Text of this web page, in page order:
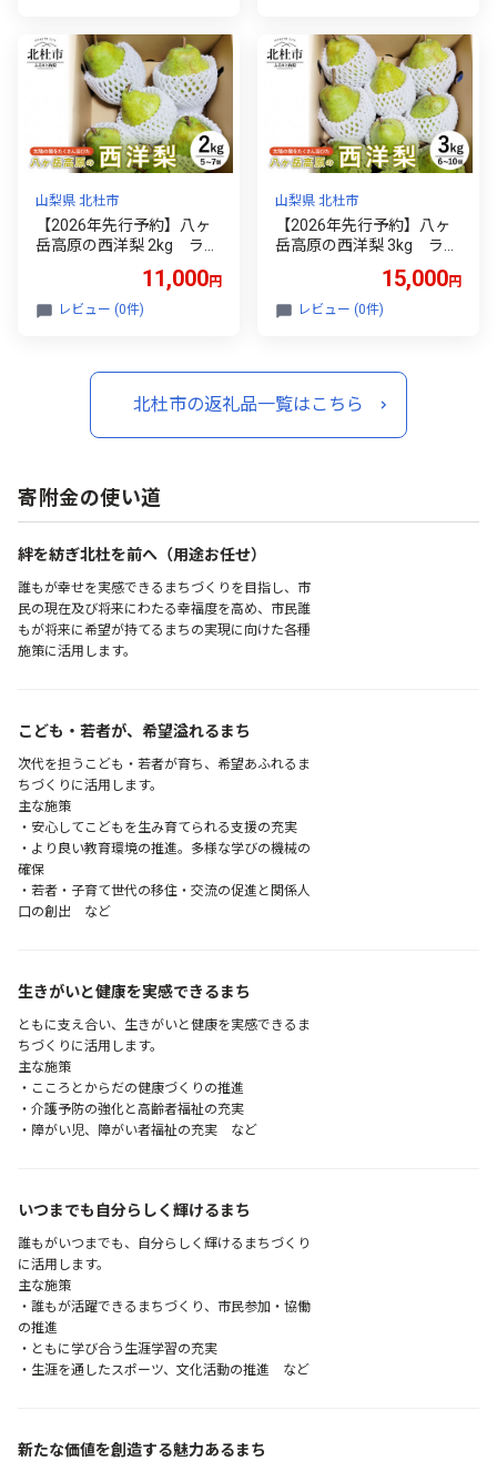
蔵 プレゼント ギフト 贈り
物 贈答 家飲み 山梨県 北杜
市 人気 クリスマス 正月 母
の日 父の日
山梨県 北杜市
【2026年先行予約】八ヶ
岳高原の西洋梨 2kg ラ・
間限定 数量限定 有機肥料
低農薬 甘い ラフランス フ
ルーツ
11,000円
レビュー (0件)
山梨県 北杜市
【2026年先行予約】八ヶ
岳高原の西洋梨 3kg ラ・
間限定 数量限定 有機肥料
低農薬 甘い ラフランス フ
ルーツ
15,000円
レビュー (0件)
北杜市の返礼品一覧はこちら
寄附金の使い道
絆を紡ぎ北杜を前へ（用途お任せ）
誰もが幸せを実感できるまちづくりを目指し、市
民の現在及び将来にわたる幸福度を高め、市民誰
もが将来に希望が持てるまちの実現に向けた各種
施策に活用します。
こども・若者が、希望溢れるまち
次代を担うこども・若者が育ち、希望あふれるま
ちづくりに活用します。
主な施策
・安心してこどもを生み育てられる支援の充実
・より良い教育環境の推進。多様な学びの機械の
確保
・若者・子育て世代の移住・交流の促進と関係人
口の創出 など
生きがいと健康を実感できるまち
ともに支え合い、生きがいと健康を実感できるま
ちづくりに活用します。
主な施策
・こころとからだの健康づくりの推進
・介護予防の強化と高齢者福祉の充実
・障がい児、障がい者福祉の充実 など
いつまでも自分らしく輝けるまち
誰もがいつまでも、自分らしく輝けるまちづくり
に活用します。
主な施策
・誰もが活躍できるまちづくり、市民参加・協働
の推進
・ともに学び合う生涯学習の充実
・生涯を通したスポーツ、文化活動の推進 など
新たな価値を創造する魅力あるまち